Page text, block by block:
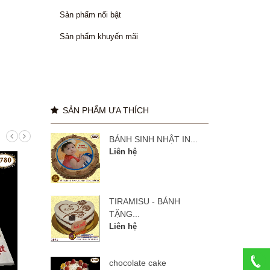
Sản phẩm nổi bật
Sản phẩm khuyến mãi
SẢN PHẨM ƯA THÍCH
BÁNH SINH NHẬT IN...
Liên hệ
TIRAMISU - BÁNH
TẶNG...
Liên hệ
chocolate cake